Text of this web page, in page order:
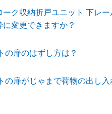
ク収納折戸ユニット 下レー
変更できますか？
の扉のはずし方は？
の扉がじゃまで荷物の出し